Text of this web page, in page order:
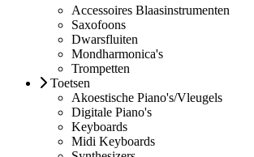
Accessoires Blaasinstrumenten
Saxofoons
Dwarsfluiten
Mondharmonica's
Trompetten
Toetsen
Akoestische Piano's/Vleugels
Digitale Piano's
Keyboards
Midi Keyboards